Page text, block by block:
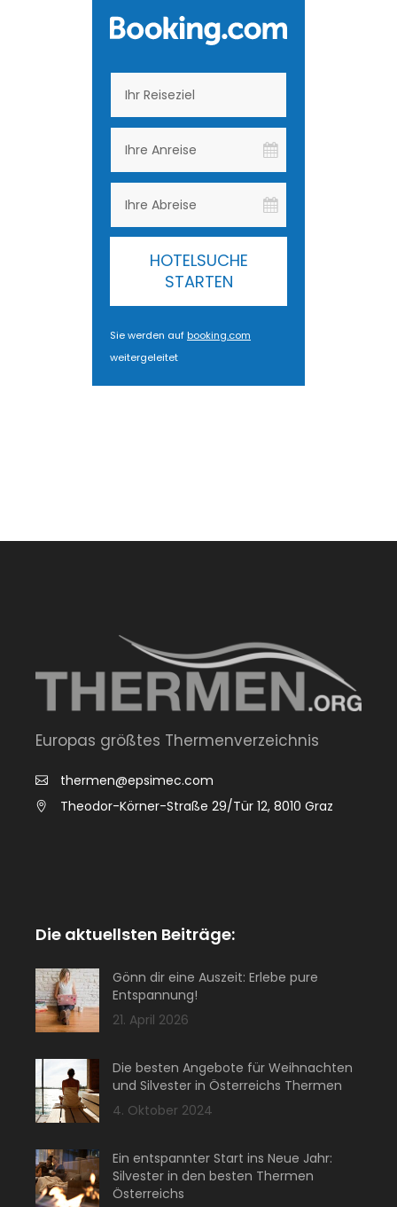
HOTELSUCHE
STARTEN
Sie werden aufbooking.com
weitergeleitet
Europas größtes Thermenverzeichnis
thermen@epsimec.com
Theodor-Körner-Straße 29/Tür 12, 8010 Graz
Die aktuellsten Beiträge:
Gönn dir eine Auszeit: Erlebe pure
Entspannung!
21. April 2026
Die besten Angebote für Weihnachten
und Silvester in Österreichs Thermen
4. Oktober 2024
Ein entspannter Start ins Neue Jahr:
Silvester in den besten Thermen
Österreichs